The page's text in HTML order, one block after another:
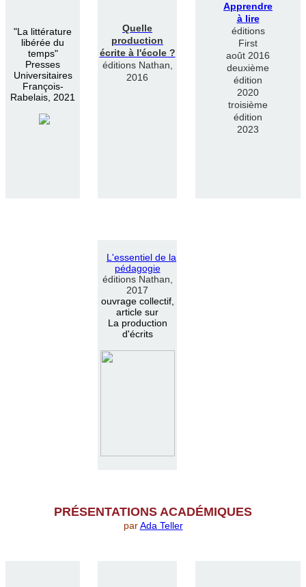
"La littérature
libérée du
temps"
Presses
Universitaires
François-
Rabelais, 2021
Quelle
production
écrite à l'école ?
éditions Nathan,
2016
Apprendre
à lire
éditions
First
août 2016
deuxième
édition
2020
troisième
édition
2023
L 'essentiel de la
pédagogie
éditions Nathan,
2017
ouvrage collectif,
article sur
La production
d'écrits
PRÉSENTATIONS ACADÉMIQUES
parAda Teller